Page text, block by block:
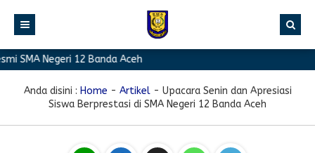
BERANDA
PROFIL
Negeri 12 Banda Aceh
Anda disini : Home - Artikel- Upacara Senin dan Apresiasi
Siswa Berprestasi di SMA Negeri 12 Banda Aceh